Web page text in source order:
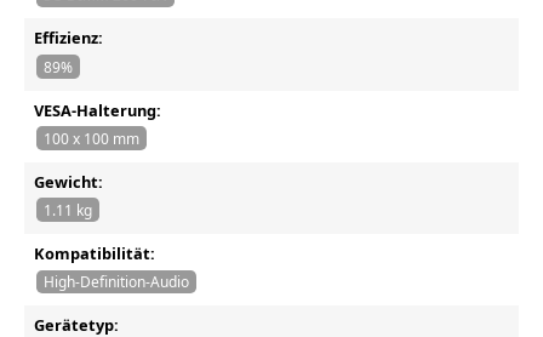
Effizienz:
89%
VESA-Halterung:
100 x 100 mm
Gewicht:
1.11 kg
Kompatibilität:
High-Definition-Audio
Gerätetyp: